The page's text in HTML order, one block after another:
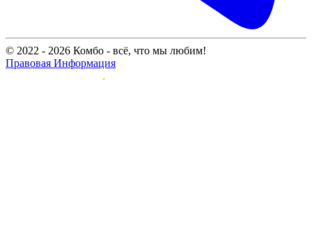
© 2022 - 2026 Комбо - всё, что мы любим!
Правовая Информация